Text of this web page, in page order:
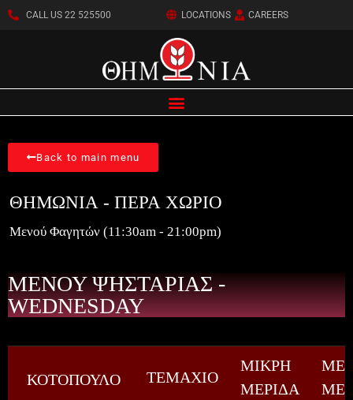
CALL US 22 525500 LOCATIONS CAREERS
Back to main menu
ΘΗΜΩΝΙΑ - ΠΕΡΑ ΧΩΡΙΟ
Μενού Φαγητών (11:30am - 21:00pm)
ΜΕΝΟΥ ΨΗΣΤΑΡΙΑΣ -
WEDNESDAY
ΚΟΤΟΠΟΥΛΟ ΤΕΜΑΧΙΟ
ΜΙΚΡΗ
ΜΕΡΙΔΑ